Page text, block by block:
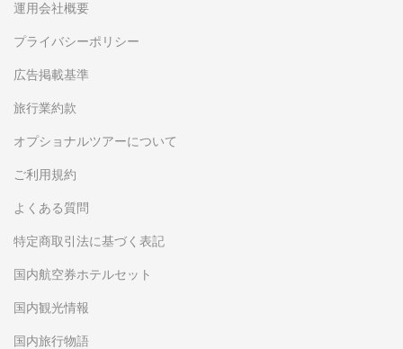
運用会社概要
プライバシーポリシー
広告掲載基準
旅行業約款
オプショナルツアーについて
ご利用規約
よくある質問
特定商取引法に基づく表記
国内航空券ホテルセット
国内観光情報
国内旅行物語